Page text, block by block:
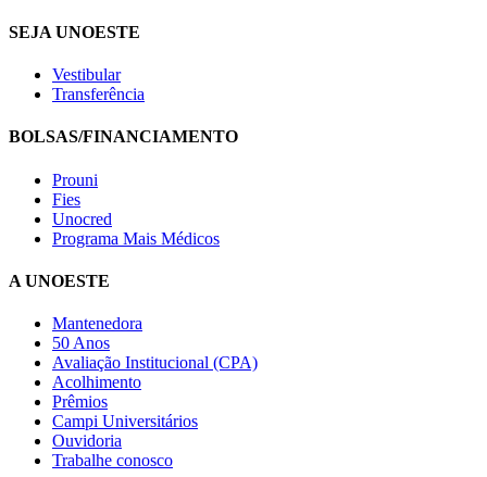
SEJA UNOESTE
Vestibular
Transferência
BOLSAS/FINANCIAMENTO
Prouni
Fies
Unocred
Programa Mais Médicos
A UNOESTE
Mantenedora
50 Anos
Avaliação Institucional (CPA)
Acolhimento
Prêmios
Campi Universitários
Ouvidoria
Trabalhe conosco